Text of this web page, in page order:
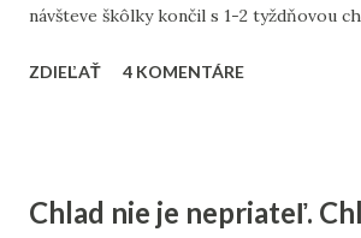
Rôzne modely pre rôznych používateľov
návšteve škôlky končil s 1-2 tyždňovou
podobne. Nakoľko už mám silný pocit,
rozumnom čase neprehrabem ani ku
ZDIEĽAŤ 4 KOMENTÁRE
Chlad nie je nepriateľ.